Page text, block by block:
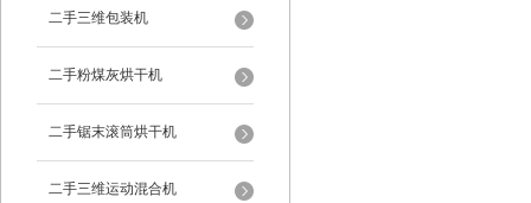
二手三维包装机
二手粉煤灰烘干机
二手锯末滚筒烘干机
二手三维运动混合机